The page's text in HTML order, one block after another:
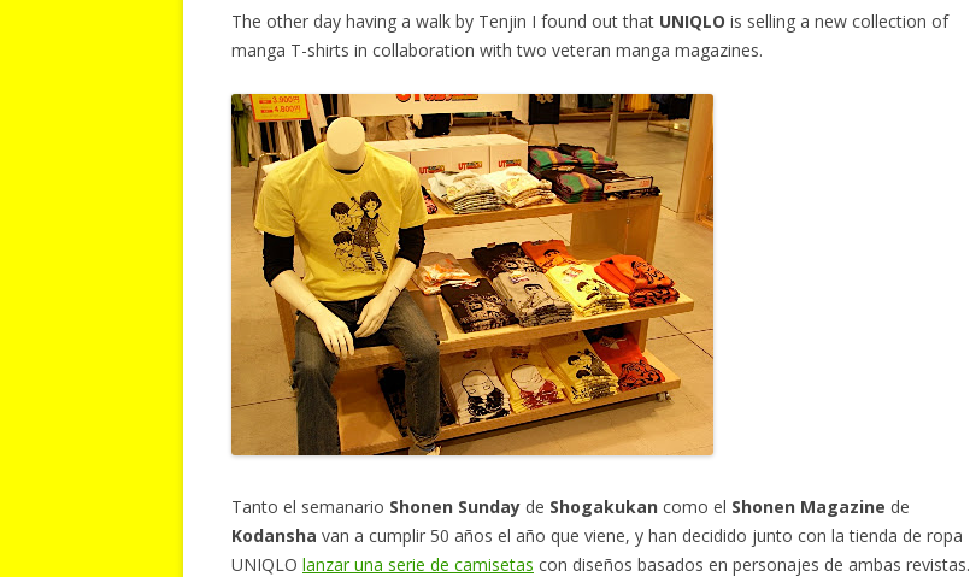
The other day having a walk by Tenjin I found out that UNIQLO is selling a new collection of
manga T-shirts in collaboration with two veteran manga magazines.
Tanto el semanario Shonen Sunday de Shogakukan como el Shonen Magazine de
Kodansha van a cumplir 50 años el año que viene, y han decidido junto con la tienda de ropa
UNIQLO lanzar una serie de camisetas con diseños basados en personajes de ambas revistas.